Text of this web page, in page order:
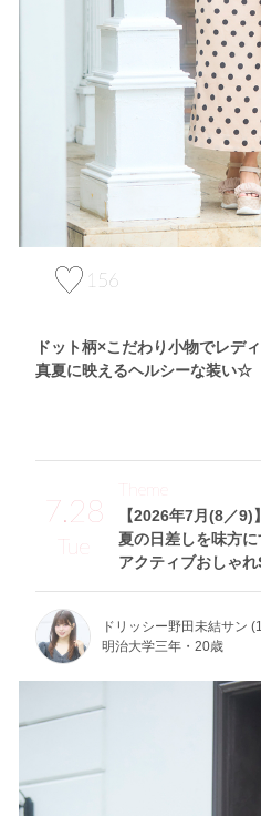
156
ドット柄×こだわり小物でレデ
真夏に映えるヘルシーな装い☆
7.28
Tue
【2026年7月(8／9)】
夏の日差しを味方に
アクティブおしゃ
Theme
ドリッシー野田未結サン
明治大学三年・20歳